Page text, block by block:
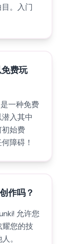
。入门
费玩
一种免费
入其中
始费
障碍！
作吗？
允许您
耀您的技
。